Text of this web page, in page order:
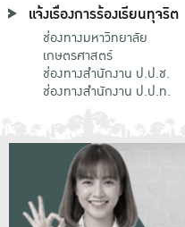
แจ้งเรื่องการร้องเรียนทุจริต
ช่องทางมหาวิทยาลัย
เกษตรศาสตร์
ช่องทางสำนักงาน ป.ป.ช.
ช่องทางสำนักงาน ป.ป.ท.